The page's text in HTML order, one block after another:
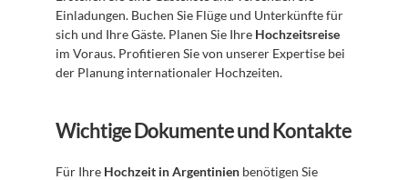
Einladungen. Buchen Sie Flüge und Unterkünfte für
sich und Ihre Gäste. Planen Sie Ihre Hochzeitsreise
im Voraus. Profitieren Sie von unserer Expertise bei
der Planung internationaler Hochzeiten.
Wichtige Dokumente und Kontakte
Für Ihre Hochzeit in Argentinien benötigen Sie